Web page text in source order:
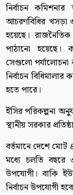
নির্বাচন
আচরণবিধির খসড়া
হয়েছে।
পাঠানো হয়েছে।
সেগুলো পর্যালোচনা
নির্বাচন
হতে পারে।
ইসির পরিকল্পনা
স্থানীয় সরকার
বর্তমানে দেশে
মধ্যে চলতি বছরে
উপযোগী। বাকি
নির্বাচন উপযোগী